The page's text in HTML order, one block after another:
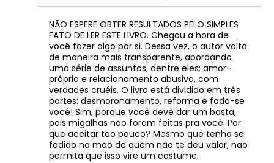
NÃO ESPERE OBTER RESULTADOS PELO SIMPLES
FATO DE LER ESTE LIVRO. Chegou a hora de
você fazer algo por si. Dessa vez, o autor volta
de maneira mais transparente, abordando
uma série de assuntos, dentre eles: amor-
próprio e relacionamento abusivo, com
verdades cruéis. O livro está dividido em três
partes: desmoronamento, reforma e foda-se
você! Sim, porque você deve dar um basta,
pois migalhas não foram feitas pra você. Por
que aceitar tão pouco? Mesmo que tenha se
fodido na mão de quem não te deu valor, não
permita que isso vire um costume.